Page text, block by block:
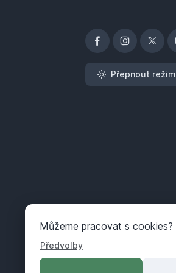
Přepnout režim
Můžeme pracovat s cookies?
Předvolby